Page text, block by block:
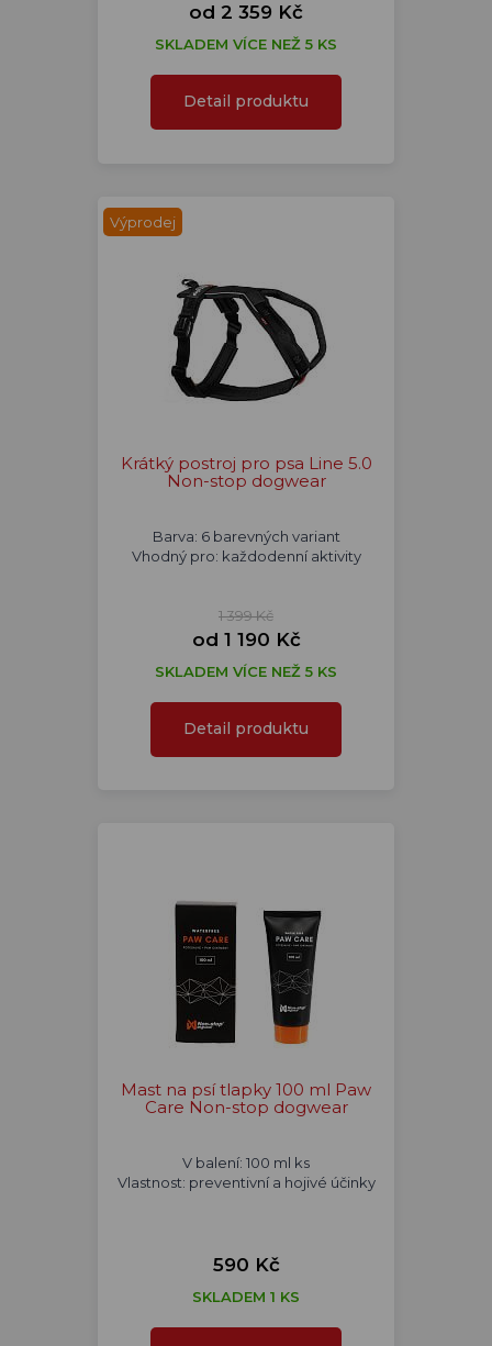
od 2 359 Kč
SKLADEM VÍCE NEŽ 5 KS
Detail produktu
Výprodej
Krátký postroj pro psa Line 5.0
Non-stop dogwear
Barva: 6 barevných variant
Vhodný pro: každodenní aktivity
1 399 Kč
od 1 190 Kč
SKLADEM VÍCE NEŽ 5 KS
Detail produktu
Mast na psí tlapky 100 ml Paw
Care Non-stop dogwear
V balení: 100 ml ks
Vlastnost: preventivní a hojivé účinky
590 Kč
SKLADEM 1 KS